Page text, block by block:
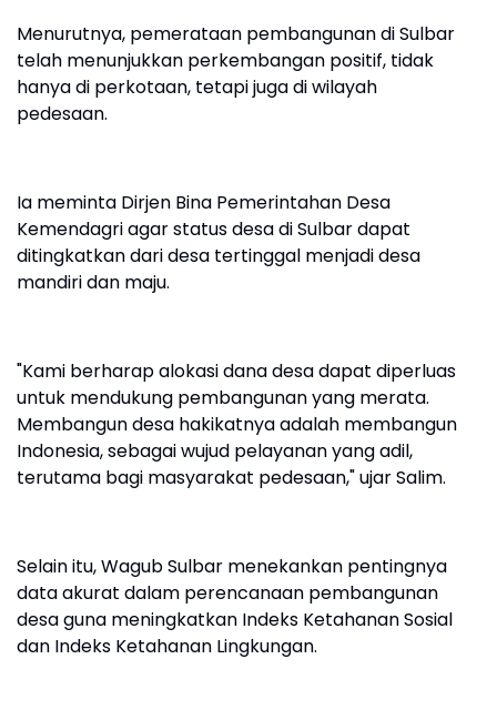
Menurutnya, pemerataan pembangunan di Sulbar
telah menunjukkan perkembangan positif, tidak
hanya di perkotaan, tetapi juga di wilayah
pedesaan.
Ia meminta Dirjen Bina Pemerintahan Desa
Kemendagri agar status desa di Sulbar dapat
ditingkatkan dari desa tertinggal menjadi desa
mandiri dan maju.
"Kami berharap alokasi dana desa dapat diperluas
untuk mendukung pembangunan yang merata.
Membangun desa hakikatnya adalah membangun
Indonesia, sebagai wujud pelayanan yang adil,
terutama bagi masyarakat pedesaan," ujar Salim.
Selain itu, Wagub Sulbar menekankan pentingnya
data akurat dalam perencanaan pembangunan
desa guna meningkatkan Indeks Ketahanan Sosial
dan Indeks Ketahanan Lingkungan.